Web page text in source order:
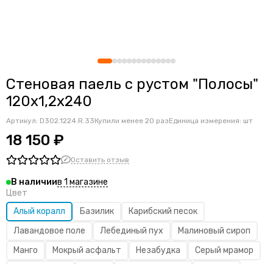
Стеновая паель с рустом "Полосы"
120х1,2х240
Артикул: D302.1224.R.33Купили менее 20 разЕдиница измерения: шт
18 150 ₽
Оставить отзыв
В наличиив 1 магазине
Цвет
Алый коралл
Базилик
Карибский песок
Лавандовое поле
Лебединый пух
Малиновый сироп
Манго
Мокрый асфальт Незабудка
Серый мрамор